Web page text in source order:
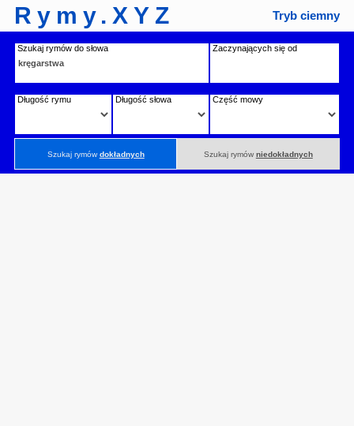
Rymy.XYZ Tryb ciemny
Szukaj rymów do słowa Zaczynających się od
Długość rymu Długość słowa Część mowy
Szukaj rymówdokładnych Szukaj rymów niedokładnych